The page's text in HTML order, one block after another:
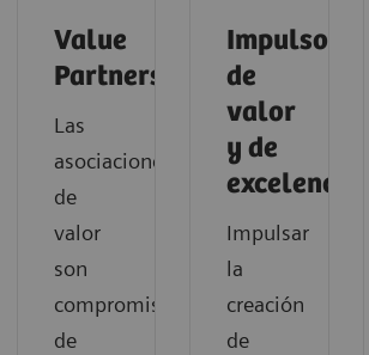
Value
Partnerships
Las
asociaciones
de
valor
son
compromisos
de
Impulsores
de
valor
y de
excelencia
Impulsar
la
creación
de